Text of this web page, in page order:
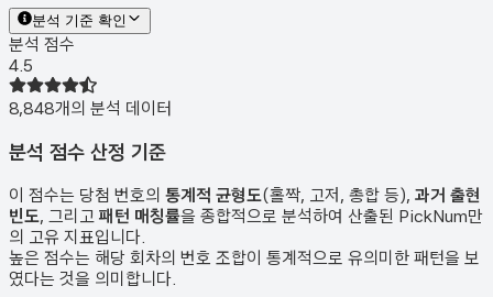
분석 기준 확인
분석 점수
4.5
8,848개의 분석 데이터
분석 점수 산정 기준
이 점수는 당첨 번호의 통계적 균형도(홀짝, 고저, 총합 등), 과거 출현
빈도, 그리고 패턴 매칭률을 종합적으로 분석하여 산출된 PickNum만
의 고유 지표입니다.
높은 점수는 해당 회차의 번호 조합이 통계적으로 유의미한 패턴을 보
였다는 것을 의미합니다.